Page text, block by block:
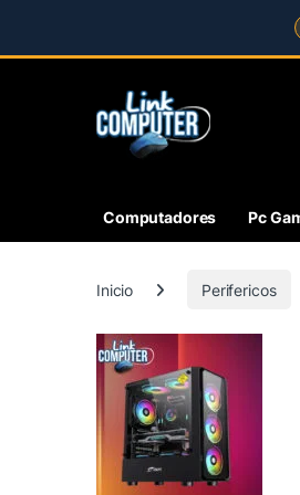
Computadores Pc
Inicio Perifericos